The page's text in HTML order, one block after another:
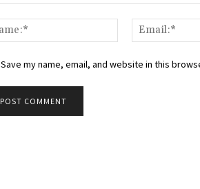
Name:*
Save my name, email, and website in this